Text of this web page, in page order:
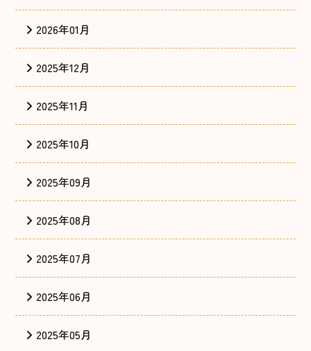
2026年01月
2025年12月
2025年11月
2025年10月
2025年09月
2025年08月
2025年07月
2025年06月
2025年05月